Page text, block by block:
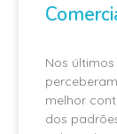
Nos
melhor
dos